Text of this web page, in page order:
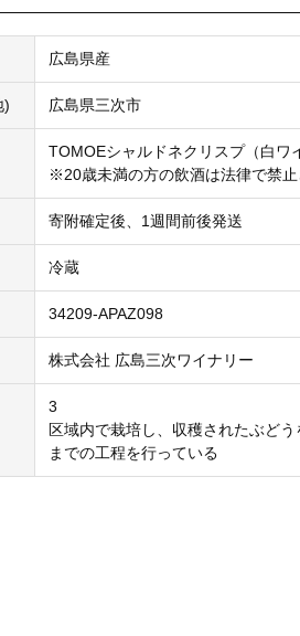
広島県産
) 広島県三次市
TOMOEシャルドネクリスプ（白ワ
※20歳未満の方の飲酒は法律で禁止
寄附確定後、1週間前後発送
冷蔵
34209-APAZ098
株式会社 広島三次ワイナリー
3
区域内で栽培し、収穫されたぶど
までの工程を行っている